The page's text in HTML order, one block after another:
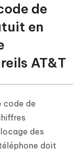
de
en
AT&T
code de
des
doit